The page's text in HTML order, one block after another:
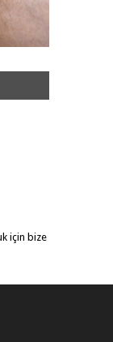
için bize